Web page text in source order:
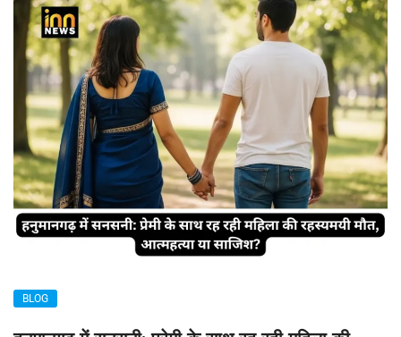
BLOG